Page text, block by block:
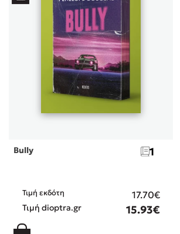
Bully 1
Τιμή εκδότη 17.70€
Τιμή dioptra.gr 15.93€